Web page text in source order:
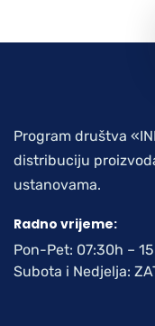
Program društva
distribuciju
ustanovama.
Radno vrijeme:
Pon-Pet: 07:30h –
Subota i Nedjelja: